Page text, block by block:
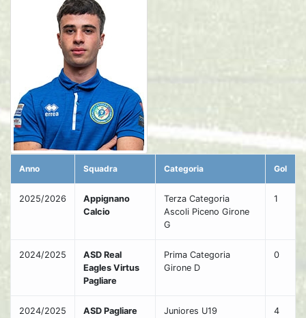
Anno Squadra Categoria Gol
2025/2026
Appignano
Calcio
Terza Categoria
Ascoli Piceno Girone
G
1
2024/2025
ASD Real
Eagles Virtus
Pagliare
Prima Categoria
Girone D
0
2024/2025
ASD Pagliare
Juniores U19
4